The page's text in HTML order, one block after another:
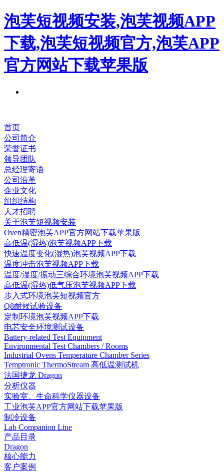
泡芙短视频安装,泡芙视频APP
下载,泡芙短视频官方,泡芙APP
官方网站下载苹果版
首页
公司简介
荣誉证书
领导团队
总经理寄语
公司沿革
企业文化
组织结构
人才招聘
关于泡芙短视频安装
Oven精密泡芙APP官方网站下载苹果版
高低温(湿热)泡芙视频APP下载
快速温度变化(湿热)泡芙视频APP下载
温度冲击泡芙视频APP下载
温度/湿度/振动三综合环境泡芙视频APP下载
高低温(湿热)低气压泡芙视频APP下载
步入式环境泡芙短视频官方
Q8耐候试验设备
定制环境泡芙视频APP下载
电芯安全环境测试设备
Battery-related Test Equipment
Environmental Test Chambers / Rooms
Industrial Ovens Temperature Chamber Series
Temptronic ThermoStream 高低温测试机
法国捷龙 Dragon
分析仪器
实验室、生命科学仪器设备
工业泡芙APP官方网站下载苹果版
制冷设备
Lab Companion Line
产品目录
Dragon
核心能力
客户案例